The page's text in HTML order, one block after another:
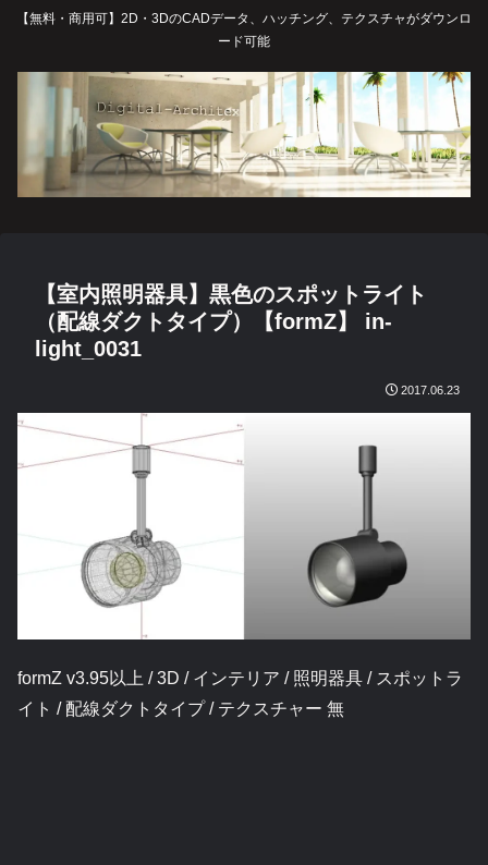
【無料・商用可】2D・3DのCADデータ、ハッチング、テクスチャがダウンロ
ード可能
【室内照明器具】黒色のスポットライト
（配線ダクトタイプ）【formZ】 in-
light_0031
2017.06.23
formZ v3.95以上 / 3D / インテリア / 照明器具 / スポットラ
イト / 配線ダクトタイプ / テクスチャー 無